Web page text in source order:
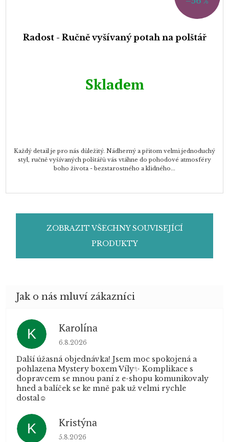
Radost - Ručně vyšívaný potah na polštář
Skladem
Každý detail je pro nás důležitý. Nádherný a přitom velmi jednoduchý
styl, ručně vyšívaných polštářů vás vtáhne do pohodové atmosféry
boho života - bezstarostného a klidného...
ZOBRAZIT VŠECHNY SOUVISEJÍCÍ
PRODUKTY
K Karolína
Hodnocení obchodu je 5 z 5 hvězdiček.
6.8.2026
Další úžasná objednávka! Jsem moc spokojená a
pohlazena Mystery boxem Víly✨ Komplikace s
dopravcem se mnou paní z e-shopu komunikovaly
hned a balíček se ke mně pak už velmi rychle
dostal☺️
K Kristýna
Hodnocení obchodu je 5 z 5 hvězdiček.
5.8.2026